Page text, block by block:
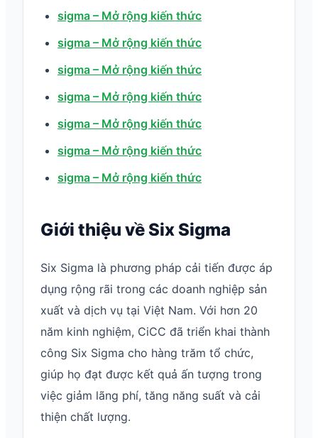
sigma – Mở rộng kiến thức
sigma – Mở rộng kiến thức
sigma – Mở rộng kiến thức
sigma – Mở rộng kiến thức
sigma – Mở rộng kiến thức
sigma – Mở rộng kiến thức
sigma – Mở rộng kiến thức
Giới thiệu về Six Sigma
Six Sigma là phương pháp cải tiến được áp
dụng rộng rãi trong các doanh nghiệp sản
xuất và dịch vụ tại Việt Nam. Với hơn 20
năm kinh nghiệm, CiCC đã triển khai thành
công Six Sigma cho hàng trăm tổ chức,
giúp họ đạt được kết quả ấn tượng trong
việc giảm lãng phí, tăng năng suất và cải
thiện chất lượng.